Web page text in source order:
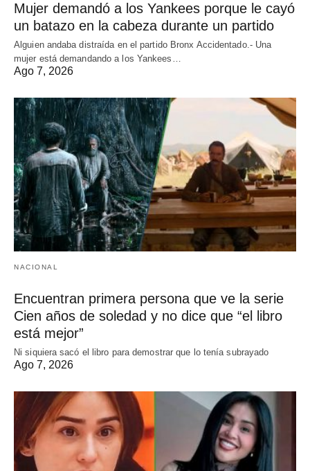
Mujer demandó a los Yankees porque le cayó
un batazo en la cabeza durante un partido
Alguien andaba distraída en el partido Bronx Accidentado.- Una
mujer está demandando a los Yankees…
Ago 7, 2026
NACIONAL
Encuentran primera persona que ve la serie
Cien años de soledad y no dice que “el libro
está mejor”
Ni siquiera sacó el libro para demostrar que lo tenía subrayado
Ago 7, 2026